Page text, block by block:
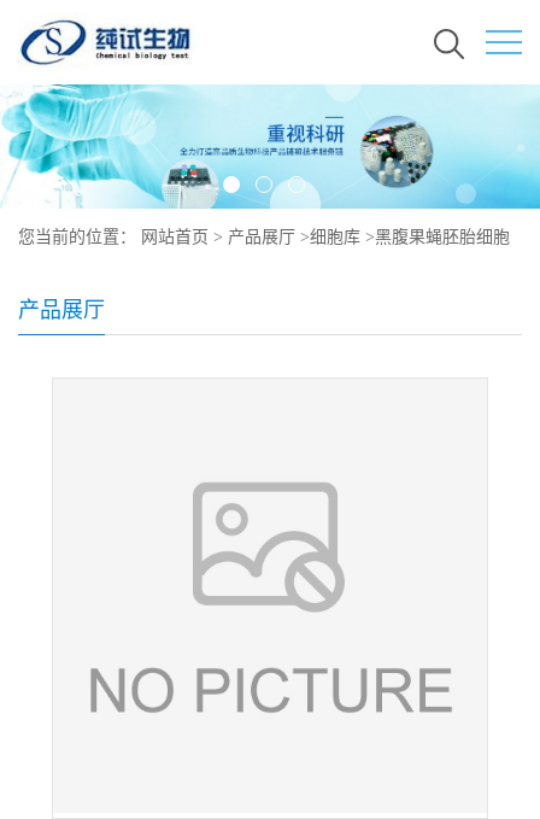
您当前的位置： 网站首页 > 产品展厅 >细胞库 >黑腹果蝇胚胎细胞
产品展厅